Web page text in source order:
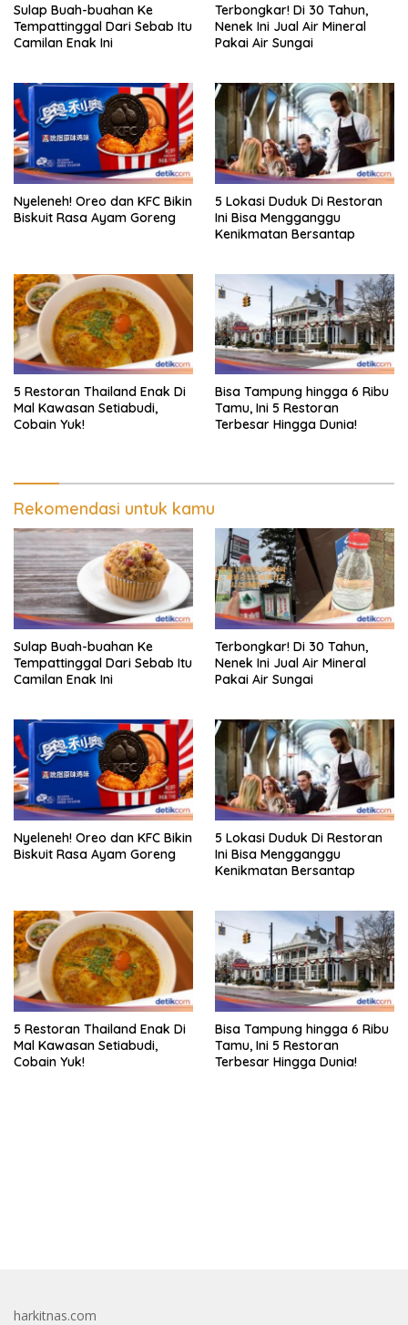
Sulap Buah-buahan Ke
Tempattinggal Dari Sebab Itu
Camilan Enak Ini
Terbongkar! Di 30 Tahun,
Nenek Ini Jual Air Mineral
Pakai Air Sungai
Nyeleneh! Oreo dan KFC Bikin
Biskuit Rasa Ayam Goreng
5 Lokasi Duduk Di Restoran
Ini Bisa Mengganggu
Kenikmatan Bersantap
5 Restoran Thailand Enak Di
Mal Kawasan Setiabudi,
Cobain Yuk!
Bisa Tampung hingga 6 Ribu
Tamu, Ini 5 Restoran
Terbesar Hingga Dunia!
Rekomendasi untuk kamu
Sulap Buah-buahan Ke
Tempattinggal Dari Sebab Itu
Camilan Enak Ini
Terbongkar! Di 30 Tahun,
Nenek Ini Jual Air Mineral
Pakai Air Sungai
Nyeleneh! Oreo dan KFC Bikin
Biskuit Rasa Ayam Goreng
5 Lokasi Duduk Di Restoran
Ini Bisa Mengganggu
Kenikmatan Bersantap
5 Restoran Thailand Enak Di
Mal Kawasan Setiabudi,
Cobain Yuk!
Bisa Tampung hingga 6 Ribu
Tamu, Ini 5 Restoran
Terbesar Hingga Dunia!
harkitnas.com